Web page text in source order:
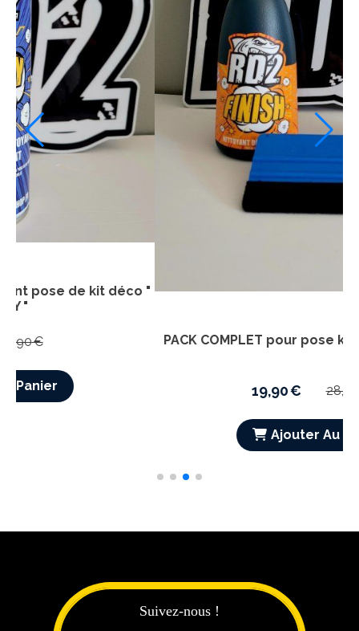
" Service pose Kit déco
Ajouter Au Panier
Suivez-nous !